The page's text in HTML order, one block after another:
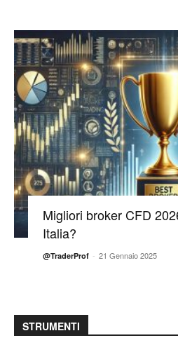
Migliori broker CFD
Italia?
@TraderProf - 21 Gennaio 2025
STRUMENTI